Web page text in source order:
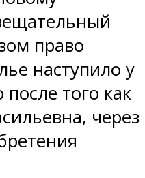
право
наступило у
после того как
через